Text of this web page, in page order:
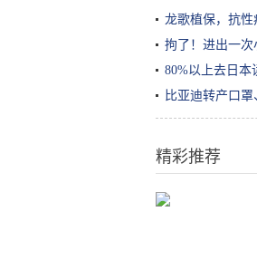
龙歌植保，抗
拘了！进出一
80%以上去日本
比亚迪转产口
精彩推荐